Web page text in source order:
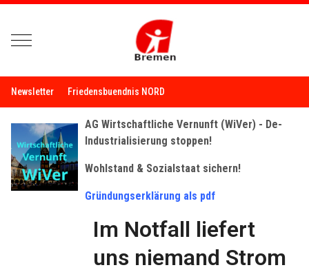
Mobile Menu Toggle
Newsletter Friedensbuendnis NORD
AG Wirtschaftliche Vernunft (WiVer) - De-
Industrialisierung stoppen!
Wohlstand & Sozialstaat sichern!
Gründungserklärung als pdf
Im Notfall liefert
uns niemand Strom